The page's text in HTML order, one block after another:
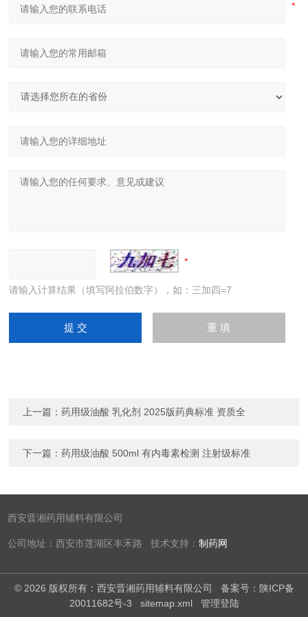
请输入计算结果（填写阿拉伯数字），如：三加四=7
上一篇：药用级油酸 乳化剂 2025版药典标准 资质全
下一篇：药用级油酸 500ml 有内毒素检测 注射级标准
西安晋湘药用辅料有限公司
公司地址：西安市莲湖区丰禾路 技术支持：制药网
© 2026 版权所有：西安晋湘药用辅料有限公司 备案号：陕ICP备
20011682号-3
sitemap.xml 管理登陆